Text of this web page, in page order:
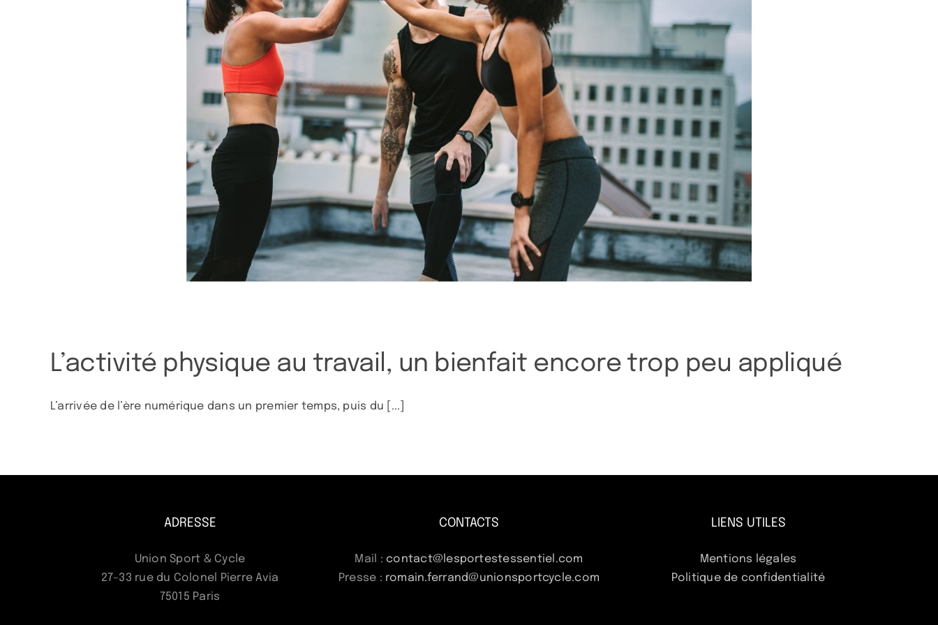
L’activité physique au travail, un bienfait encore trop peu appliqué
L’arrivée de l’ère numérique dans un premier temps, puis du [...]
ADRESSE
Union Sport & Cycle
27–33 rue du Colonel Pierre Avia
75015 Paris
CONTACTS
Mail : contact@lesportestessentiel.com
Presse : romain.ferrand@unionsportcycle.com
LIENS UTILES
Mentions légales
Politique de confidentialité